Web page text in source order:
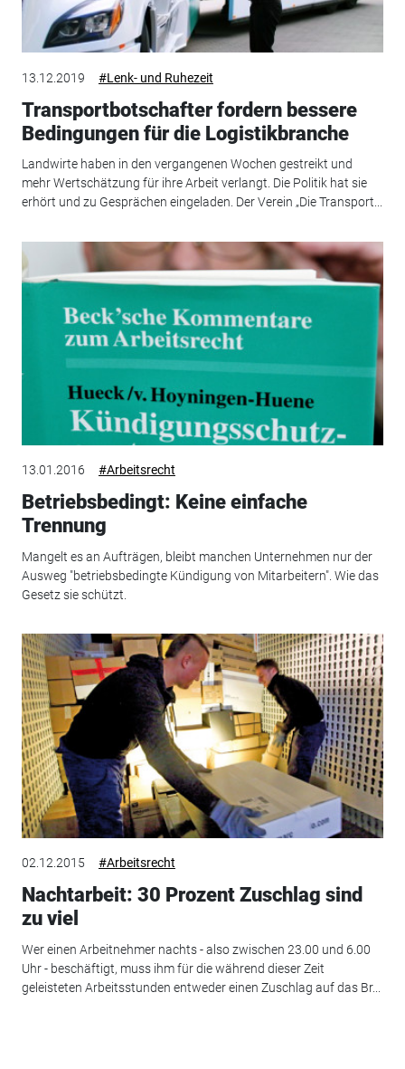
13.12.2019 #Lenk- und Ruhezeit
Transportbotschafter fordern bessere
Bedingungen für die Logistikbranche
Landwirte haben in den vergangenen Wochen gestreikt und
mehr Wertschätzung für ihre Arbeit verlangt. Die Politik hat sie
erhört und zu Gesprächen eingeladen. Der Verein „Die Transport...
13.01.2016 #Arbeitsrecht
Betriebsbedingt: Keine einfache
Trennung
Mangelt es an Aufträgen, bleibt manchen Unternehmen nur der
Ausweg "betriebsbedingte Kündigung von Mitarbeitern". Wie das
Gesetz sie schützt.
02.12.2015 #Arbeitsrecht
Nachtarbeit: 30 Prozent Zuschlag sind
zu viel
Wer einen Arbeitnehmer nachts - also zwischen 23.00 und 6.00
Uhr - beschäftigt, muss ihm für die während dieser Zeit
geleisteten Arbeitsstunden entweder einen Zuschlag auf das Br...